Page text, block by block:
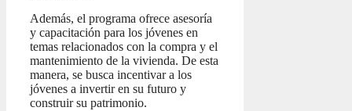
Además, el programa ofrece asesoría
y capacitación para los jóvenes en
temas relacionados con la compra y el
mantenimiento de la vivienda. De esta
manera, se busca incentivar a los
jóvenes a invertir en su futuro y
construir su patrimonio.